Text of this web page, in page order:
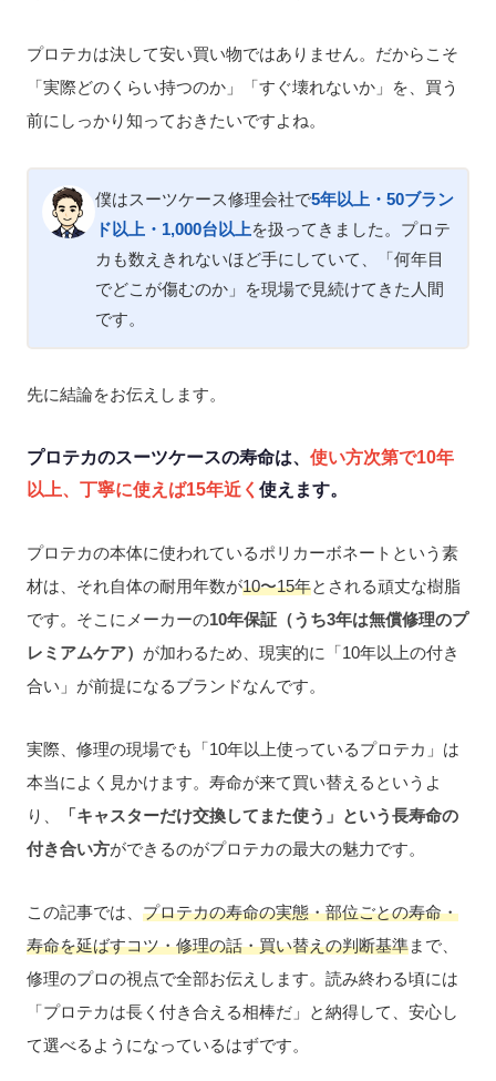
プロテカは決して安い買い物ではありません。だからこそ
「実際どのくらい持つのか」「すぐ壊れないか」を、買う
前にしっかり知っておきたいですよね。
僕はスーツケース修理会社で5年以上・50ブラン
ド以上・1,000台以上を扱ってきました。プロテ
カも数えきれないほど手にしていて、「何年目
でどこが傷むのか」を現場で見続けてきた人間
です。
先に結論をお伝えします。
プロテカのスーツケースの寿命は、 使い方次第で10年
以上、丁寧に使えば15年近く 使えます。
プロテカの本体に使われているポリカーボネートという素
材は、それ自体の耐用年数が10〜15年とされる頑丈な樹脂
です。そこにメーカーの10年保証（うち3年は無償修理のプ
レミアムケア） が加わるため、現実的に「10年以上の付き
合い」が前提になるブランドなんです。
実際、修理の現場でも「10年以上使っているプロテカ」は
本当によく見かけます。寿命が来て買い替えるというよ
り、
「キャスターだけ交換してまた使う」という長寿命の
付き合い方ができるのがプロテカの最大の魅力です。
この記事では、 プロテカの寿命の実態・部位ごとの寿命・
寿命を延ばすコツ・修理の話・買い替えの判断基準まで、
修理のプロの視点で全部お伝えします。読み終わる頃には
「プロテカは長く付き合える相棒だ」と納得して、安心し
て選べるようになっているはずです。